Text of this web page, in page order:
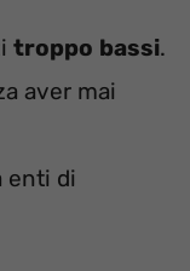
troppo bassi.
aver mai
enti di